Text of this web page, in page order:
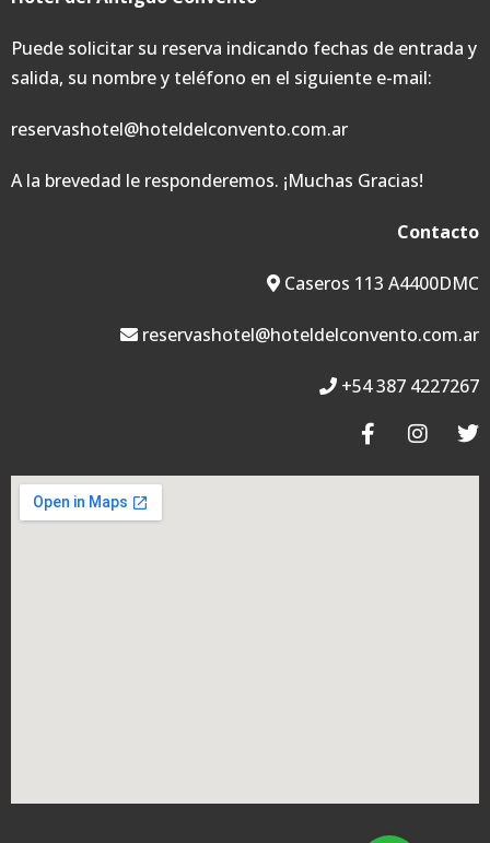
Puede solicitar su reserva indicando fechas de entrada y
salida, su nombre y teléfono en el siguiente e-mail:
reservashotel@hoteldelconvento.com.ar
A la brevedad le responderemos. ¡Muchas Gracias!
Contacto
Caseros 113 A4400DMC
reservashotel@hoteldelconvento.com.ar
+54 387 4227267